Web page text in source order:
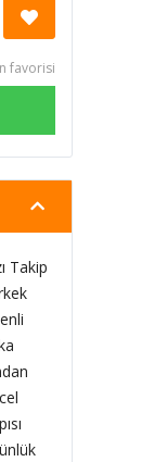
favorisi
Takip